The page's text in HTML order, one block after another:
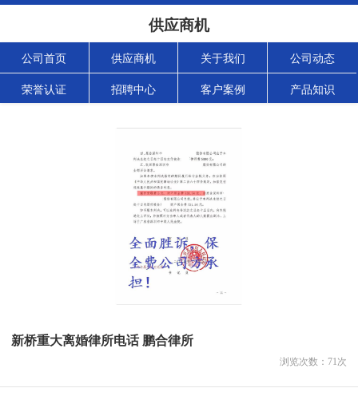
供应商机
公司首页 供应商机 关于我们 公司动态
荣誉认证 招聘中心 客户案例 产品知识
新桥重大离婚律所电话 鹏合律所
浏览次数： 71次